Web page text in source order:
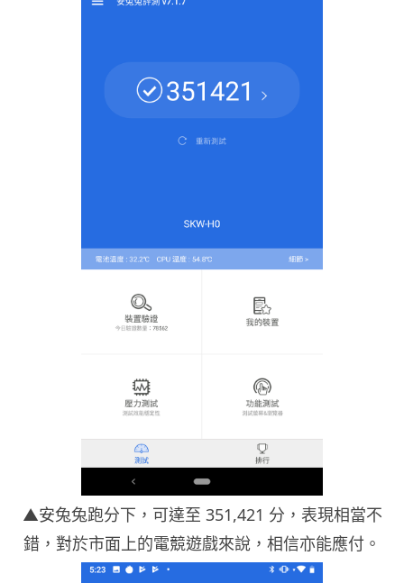
▲安兔兔跑分下，可達至 351,421 分，表現相當不
錯，對於市面上的電競遊戲來說，相信亦能應付。